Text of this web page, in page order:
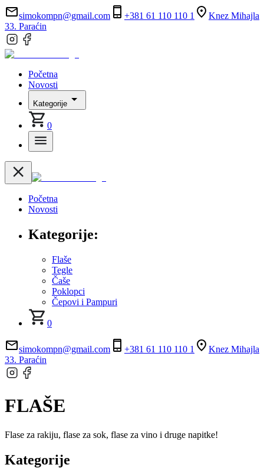
simokompn@gmail.com +381 61 110 110 1
Knez Mihajla
33. Paraćin
Početna
Novosti
Kategorije
0
Početna
Novosti
Kategorije:
Flaše
Tegle
Čaše
Poklopci
Čepovi i Pampuri
0
simokompn@gmail.com +381 61 110 110 1
Knez Mihajla
33. Paraćin
FLAŠE
Flase za rakiju, flase za sok, flase za vino i druge napitke!
Kategorije